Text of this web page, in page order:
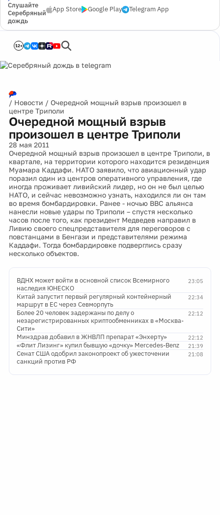
Слушайте
Серебряный
дождь
App Store Google Play Telegram App
12+
/ Новости / Очередной мощный взрыв произошел в
центре Триполи
Очередной мощный взрыв
произошел в центре Триполи
28 мая 2011
Очередной мощный взрыв произошел в центре Триполи, в
квартале, на территории которого находится резиденция
Муамара Каддафи. НАТО заявило, что авиационный удар
поразил один из центров оперативного управления, где
иногда проживает ливийский лидер, но он не был целью
НАТО, и сейчас невозможно узнать, находился ли он там
во время бомбардировки. Ранее - ночью ВВС альянса
нанесли новые удары по Триполи – спустя несколько
часов после того, как президент Медведев направил в
Ливию своего спецпредставителя для переговоров с
повстанцами в Бенгази и представителями режима
Каддафи. Тогда бомбардировке подверглись сразу
несколько объектов.
23:05
ВДНХ может войти в основной список Всемирного
наследия ЮНЕСКО
22:34
Китай запустит первый регулярный контейнерный
маршрут в ЕС через Севморпуть
22:12
Более 20 человек задержаны по делу о
незарегистрированных криптообменниках в «Москва-
Сити»
22:12
Минздрав добавил в ЖНВЛП препарат «Энхерту»
21:39
«Флит Лизинг» купил бывшую «дочку» Mercedes-Benz
21:08
Сенат США одобрил законопроект об ужесточении
санкций против РФ